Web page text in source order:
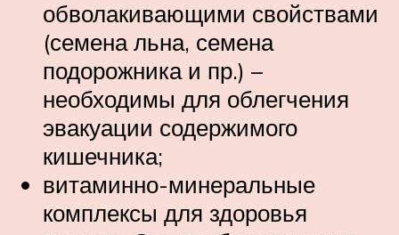
обволакивающими свойствами
(семена льна, семена
подорожника и пр.) –
необходимы для облегчения
эвакуации содержимого
кишечника;
витаминно-минеральные
комплексы для здоровья